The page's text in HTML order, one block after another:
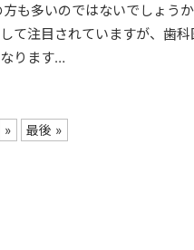
も多いのではないでしょう
て注目されていますが、歯
ります…
» 最後 »